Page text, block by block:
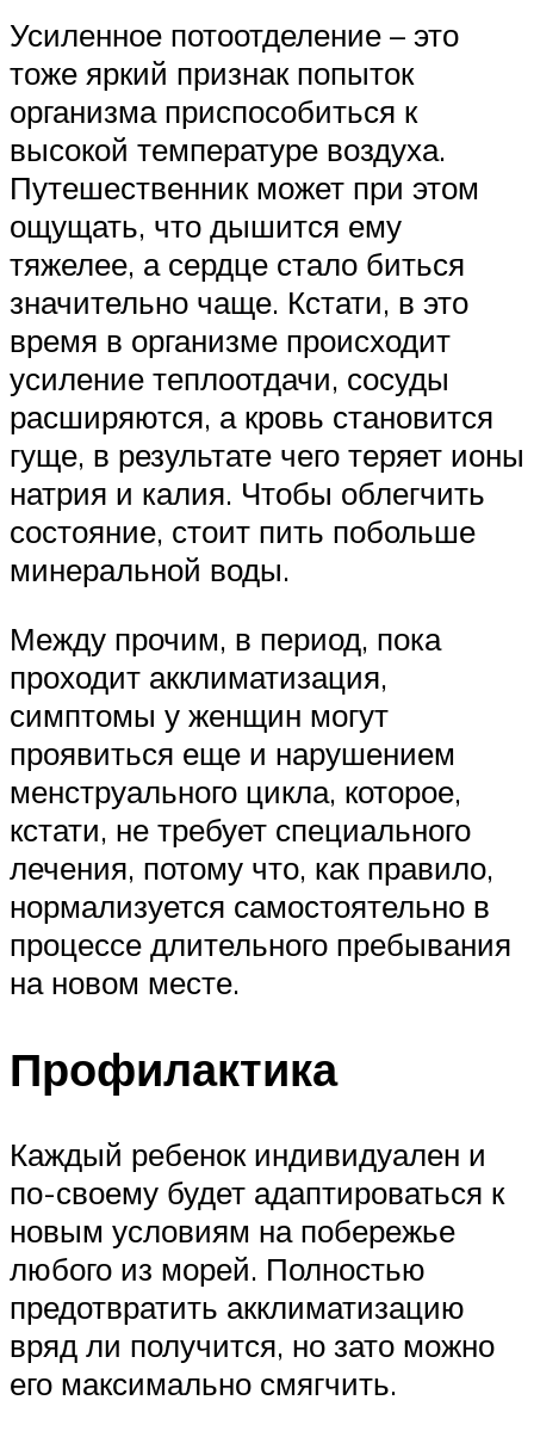
Усиленное потоотделение – это
тоже яркий признак попыток
организма приспособиться к
высокой температуре воздуха.
Путешественник может при этом
ощущать, что дышится ему
тяжелее, а сердце стало биться
значительно чаще. Кстати, в это
время в организме происходит
усиление теплоотдачи, сосуды
расширяются, а кровь становится
гуще, в результате чего теряет ионы
натрия и калия. Чтобы облегчить
состояние, стоит пить побольше
минеральной воды.
Между прочим, в период, пока
проходит акклиматизация,
симптомы у женщин могут
проявиться еще и нарушением
менструального цикла, которое,
кстати, не требует специального
лечения, потому что, как правило,
нормализуется самостоятельно в
процессе длительного пребывания
на новом месте.
Профилактика
Каждый ребенок индивидуален и
по-своему будет адаптироваться к
новым условиям на побережье
любого из морей. Полностью
предотвратить акклиматизацию
вряд ли получится, но зато можно
его максимально смягчить.